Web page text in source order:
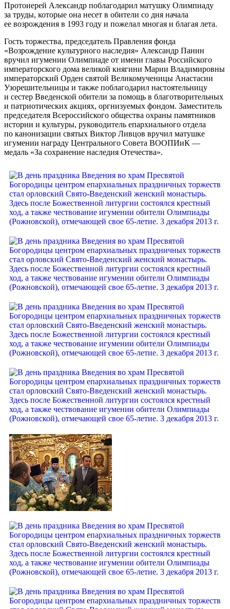
Протоиерей Александр поблагодарил матушку Олимпиаду
за труды, которые она несет в обители со дня начала
ее возрождения в 1993 году и пожелал многая и благая лета.
Гость торжества, председатель Правления фонда
«Возрождение культурного наследия» Александр Панин
вручил игумении Олимпиаде от имени главы Российского
императорского дома великой княгини Марии Владимировны
императорский Орден святой Великомученицы Анастасии
Узорешительницы и также поблагодарил настоятельницу
и сестер Введенской обители за помощь в благотворительных
и патриотических акциях, оргнизуемых фондом. Заместитель
председателя Всероссийского общества охраны памятников
истории и культуры, руководитель епархиального отдела
по канонизации святых Виктор Ливцов вручил матушке
игумении награду Центрального Совета ВООПИиК —
медаль «За сохранение наследия Отечества».